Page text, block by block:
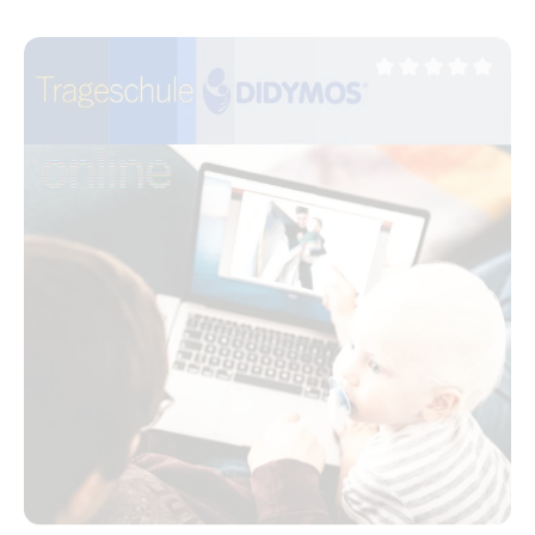
anderem die folgenden Inhalte: Theorie und Praxis des
Warum ein Baby noch in der Steinzeit lebt Anatomie
und Physiologie Einfluss des Tragens auf die
Babys mit besonderen Bedürfnissen Tragen von
Kindern mit besonderen Pflegeanforderungen Im Preis
enthalten sind ein DIDYMOS Größentuch für die
Beratung, eine Fullbuckle DidyFix und eine Halfbuckle
Trage DidyFlow zum Vorführen, ein ausführliches Skript,
Dokumentation per Link zur Verwendung für eigene
Unterlagen, das Zertifikat. Referentinnen: Eva
Vogelgesang IBCLC, EFNB, Trageberaterin,
Fachkinderkrankenschwester auf der Neonatologie -
Kinderintensivstation des Klinikums Saarbrücken und
Anna Hoffmann, Trageberaterin Der Kurs findet am
30.01. und 31.01.2027 von 9-18 Uhr statt. Vor
Kursbeginn erhaltet Ihr Unterrichtsmaterial, damit Ihr
schon vorher üben könnt und einen Link für den
Zugang zum Kurs. Für die Teilnahme empfehlen wir
einen PC oder Tablet mit Kamera (unbedingt) und